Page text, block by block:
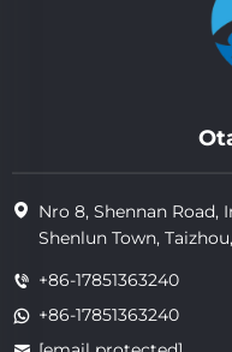
Nro 8, Shennan
Shenlun Town,
+86-17851363240
+86-17851363240